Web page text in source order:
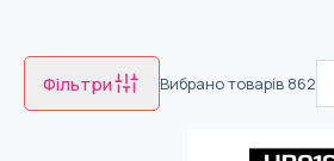
Фільтри Вибрано товарів 862